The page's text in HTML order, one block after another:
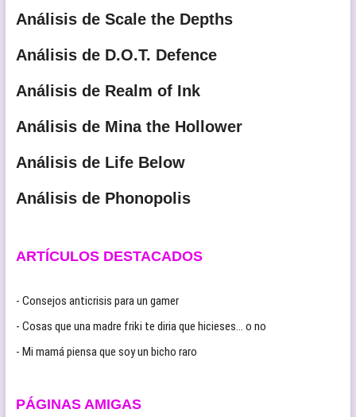
Análisis de Scale the Depths
Análisis de D.O.T. Defence
Análisis de Realm of Ink
Análisis de Mina the Hollower
Análisis de Life Below
Análisis de Phonopolis
ARTÍCULOS DESTACADOS
- Consejos anticrisis para un gamer
- Cosas que una madre friki te diria que hicieses… o no
- Mi mamá piensa que soy un bicho raro
PÁGINAS AMIGAS